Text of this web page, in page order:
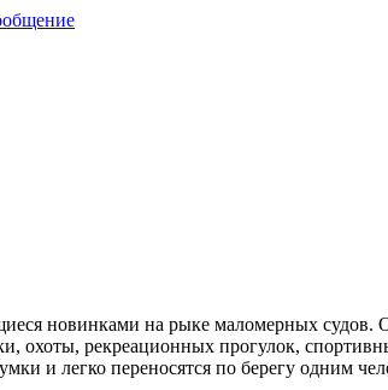
новинками на рыке маломерных
охоты, рекреационных прогулок,
и легко переносятся по берегу одним